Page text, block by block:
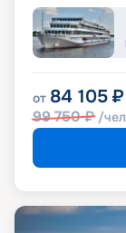
от 84 105 ₽
99 750₽ /чел